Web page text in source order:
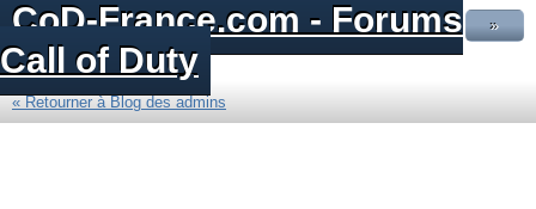
CoD-France.com - Forums
Call of Duty
»
« Retourner à Blog des admins